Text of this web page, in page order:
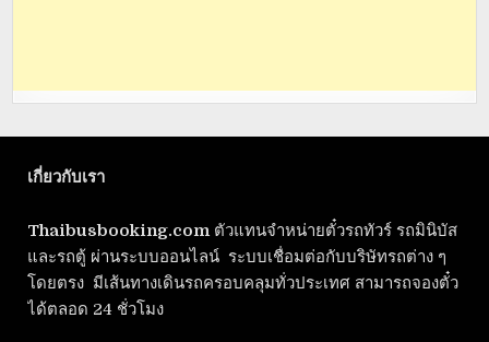
เกี่ยวกับเรา
Thaibusbooking.com ตัวแทนจำหน่ายตั๋วรถทัวร์ รถมินิบัส
และรถตู้ ผ่านระบบออนไลน์ ระบบเชื่อมต่อกับบริษัทรถต่าง ๆ
โดยตรง มีเส้นทางเดินรถครอบคลุมทั่วประเทศ สามารถจองตั๋ว
ได้ตลอด 24 ชั่วโมง